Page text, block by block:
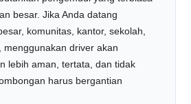
besar. Jika Anda datang
komunitas, kantor, sekolah,
menggunakan driver akan
lebih aman, tertata, dan tidak
harus bergantian